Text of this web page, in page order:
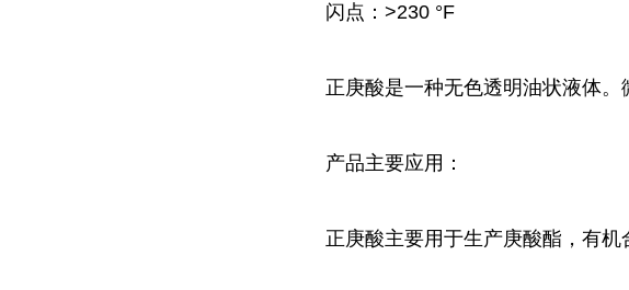
闪点： >230 °F
正庚酸是一种无色透明油状液体。
产品主要应用：
正庚酸主要用于生产庚酸酯，有